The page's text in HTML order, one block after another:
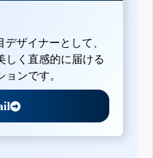
ザイナーとして、
しく直感的に届ける
ンです。